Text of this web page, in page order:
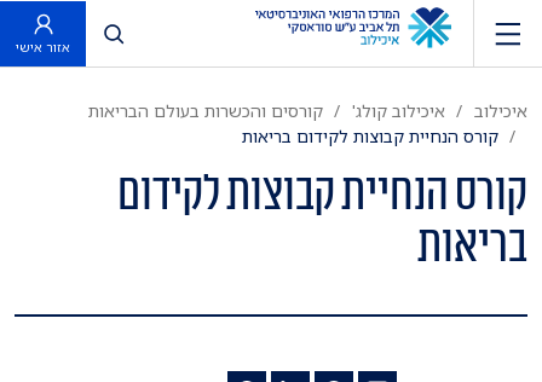
פתח חיפוש
אזור אישי
איכילוב איכילוב קולג'
קורסים והכשרות בעולם הבריאות
קורס הנחיית קבוצות לקידום בריאות
קורס הנחיית קבוצות לקידום
בריאות